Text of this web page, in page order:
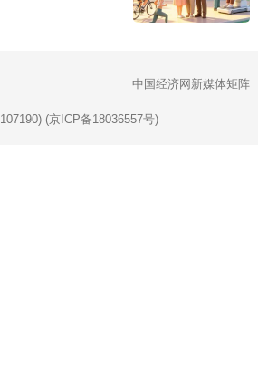
中国经济网新媒体矩阵
(京ICP备18036557号)